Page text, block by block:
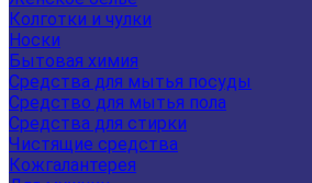
Колготки и чулки
Носки
Бытовая химия
Средства для мытья посуды
Средство для мытья пола
Средства для стирки
Чистящие средства
Кожгалантерея